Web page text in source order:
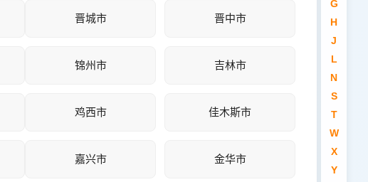
晋城市 晋中市
锦州市 吉林市
鸡西市 佳木斯市
嘉兴市 金华市
G
H
J
L
N
S
T
W
X
Y